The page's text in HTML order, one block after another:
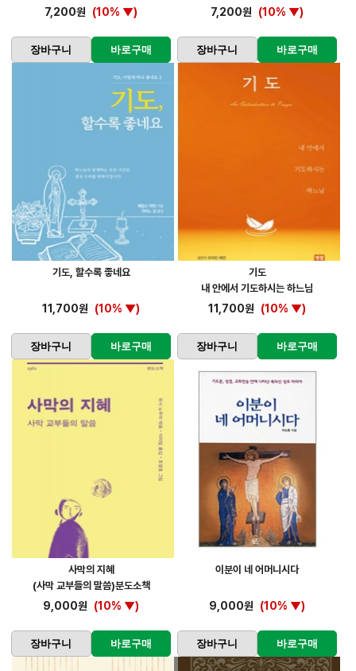
7,200원 (10% ▼)
장바구니 바로구매
7,200원 (10% ▼)
장바구니 바로구매
기도, 할수록 좋네요
11,700원 (10% ▼)
장바구니 바로구매
기도
내 안에서 기도하시는 하느님
11,700원 (10% ▼)
장바구니 바로구매
사막의 지혜
(사막 교부들의 말씀)분도소책
9,000원 (10% ▼)
장바구니 바로구매
이분이 네 어머니시다
9,000원 (10% ▼)
장바구니 바로구매